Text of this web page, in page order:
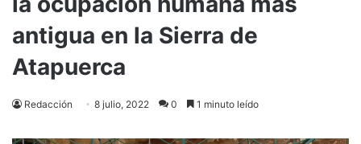
antigua en la Sierra de
Atapuerca
Redacción 8 julio, 2022 0 1 minuto leído